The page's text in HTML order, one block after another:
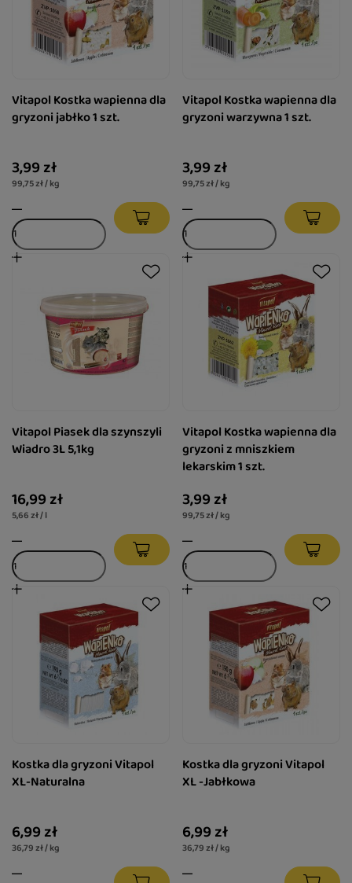
Vitapol Kostka wapienna dla
gryzoni jabłko 1 szt.
3,99 zł
99,75 zł / kg
Vitapol Kostka wapienna dla
gryzoni warzywna 1 szt.
3,99 zł
99,75 zł / kg
Vitapol Piasek dla szynszyli
Wiadro 3L 5,1kg
16,99 zł
5,66 zł / l
Vitapol Kostka wapienna dla
gryzoni z mniszkiem
lekarskim 1 szt.
3,99 zł
99,75 zł / kg
Kostka dla gryzoni Vitapol
XL-Naturalna
6,99 zł
36,79 zł / kg
Kostka dla gryzoni Vitapol
XL -Jabłkowa
6,99 zł
36,79 zł / kg